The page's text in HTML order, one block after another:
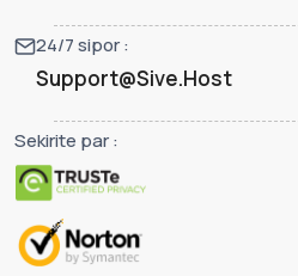
24/7 sipor :
Support@Sive.Host
Sekirite par :